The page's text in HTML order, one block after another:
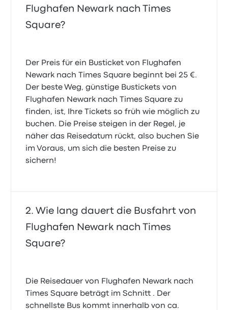
Flughafen Newark nach Times
Square?
Der Preis für ein Busticket von Flughafen
Newark nach Times Square beginnt bei 25 €.
Der beste Weg, günstige Bustickets von
Flughafen Newark nach Times Square zu
finden, ist, Ihre Tickets so früh wie möglich zu
buchen. Die Preise steigen in der Regel, je
näher das Reisedatum rückt, also buchen Sie
im Voraus, um sich die besten Preise zu
sichern!
Wie lang dauert die Busfahrt von
Flughafen Newark nach Times
Square?
Die Reisedauer von Flughafen Newark nach
Times Square beträgt im Schnitt . Der
schnellste Bus kommt innerhalb von ca.